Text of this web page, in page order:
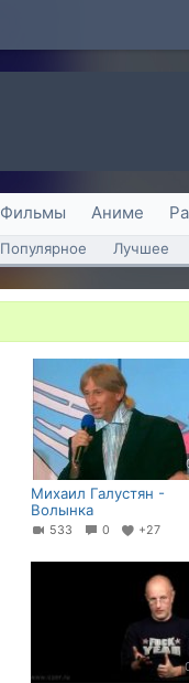
Фильмы Аниме
Популярное Лучшее
Михаил Галустян -
Волынка
533 0 +27